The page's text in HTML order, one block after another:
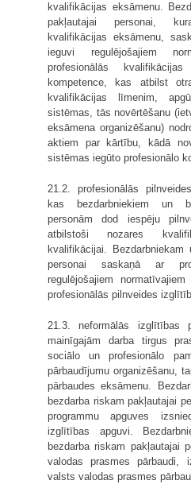
kvalifikācijas eksāmenu.
pakļautajai personai,
kvalifikācijas eksāmenu,
ieguvi regulējošajiem
profesionālās
kompetence, kas atbilst
kvalifikācijas līmenim,
sistēmas, tās novērtēšanu
eksāmena organizēšanu)
aktiem par kārtību, kādā
sistēmas iegūto profesionālo
21.2. profesionālās
kas bezdarbniekiem un
personām dod iespēju
atbilstoši nozares
kvalifikācijai.
personai saskaņā ar
regulējošajiem
profesionālās pilnveides
21.3. neformālās izglītības
mainīgajām darba tirgus
sociālo un profesionālo
pārbaudījumu organizēšanu,
pārbaudes eksāmenu.
bezdarba riskam pakļautajai
programmu apguves
izglītības apguvi.
bezdarba riskam pakļautajai
valodas prasmes pārbaudi,
valsts valodas prasmes